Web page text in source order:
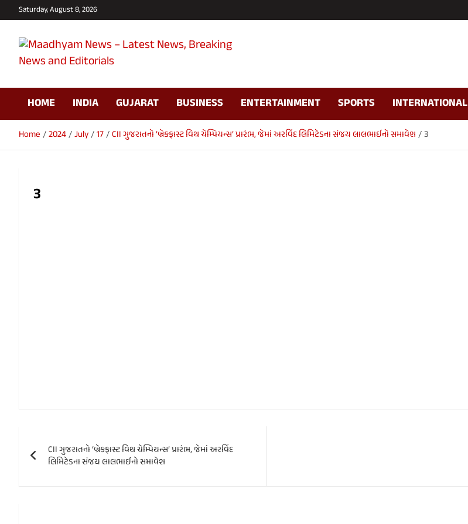
to
Saturday, August 8, 2026
Maadhyam News –
Latest News, Breaking
News and Editorials
HOME INDIA GUJARAT BUSINESS ENTERTAINMENT SPORTS INTERNATIONAL
Home 2024 July 17 CII ગુજરાતનો ‘બ્રેકફાસ્ટ વિથ ચેમ્પિયન્સ’ પ્રારંભ, જેમાં અરવિંદ લિમિટેડના સંજય લાલભાઈનો સમાવેશ 3
3
navigation
CII ગુજરાતનો ‘બ્રેકફાસ્ટ વિથ ચેમ્પિયન્સ’ પ્રારંભ, જેમાં અરવિંદ
લિમિટેડના સંજય લાલભાઈનો સમાવેશ